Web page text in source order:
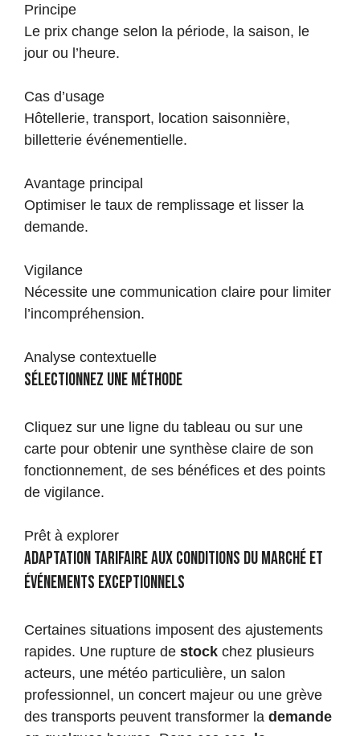
Principe
Le prix change selon la période, la saison, le
jour ou l’heure.
Cas d’usage
Hôtellerie, transport, location saisonnière,
billetterie événementielle.
Avantage principal
Optimiser le taux de remplissage et lisser la
demande.
Vigilance
Nécessite une communication claire pour limiter
l’incompréhension.
Analyse contextuelle
Sélectionnez une méthode
Cliquez sur une ligne du tableau ou sur une
carte pour obtenir une synthèse claire de son
fonctionnement, de ses bénéfices et des points
de vigilance.
Prêt à explorer
Adaptation tarifaire aux conditions du marché et
événements exceptionnels
Certaines situations imposent des ajustements
rapides. Une rupture de stock chez plusieurs
acteurs, une météo particulière, un salon
professionnel, un concert majeur ou une grève
des transports peuvent transformer la demande